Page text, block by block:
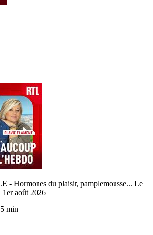
- Hormones du plaisir, pamplemousse... Le
1er août 2026
min